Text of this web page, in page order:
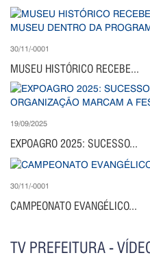
30/11/-0001
MUSEU HISTÓRICO RECEBE...
19/09/2025
EXPOAGRO 2025: SUCESSO...
30/11/-0001
CAMPEONATO EVANGÉLICO...
TV PREFEITURA -